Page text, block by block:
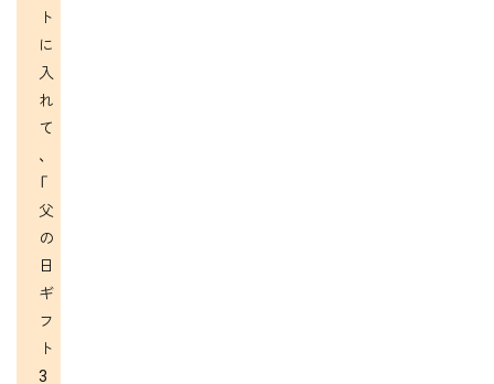
ト
に
入
れ
て
、
「
父
の
日
ギ
フ
ト
3